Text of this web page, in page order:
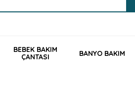
BEBEK BAKIM
ÇANTASI
BANYO BAKIM